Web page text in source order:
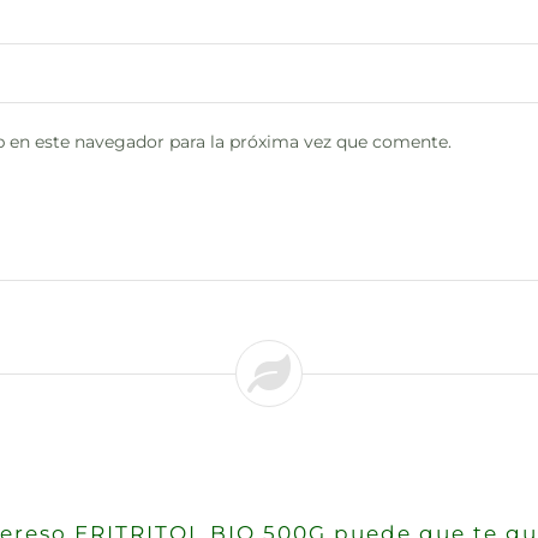
este navegador para la próxima vez que comente.